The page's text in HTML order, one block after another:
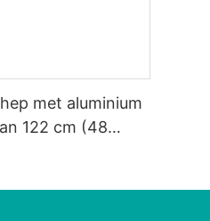
met aluminium
122 cm (48